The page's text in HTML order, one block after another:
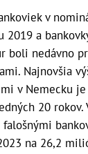
v
2019 a
boli nedávno
Najnovšia
v Nemecku
20
falošnými
na 26,2